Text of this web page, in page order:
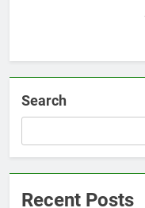
Search
Recent Posts